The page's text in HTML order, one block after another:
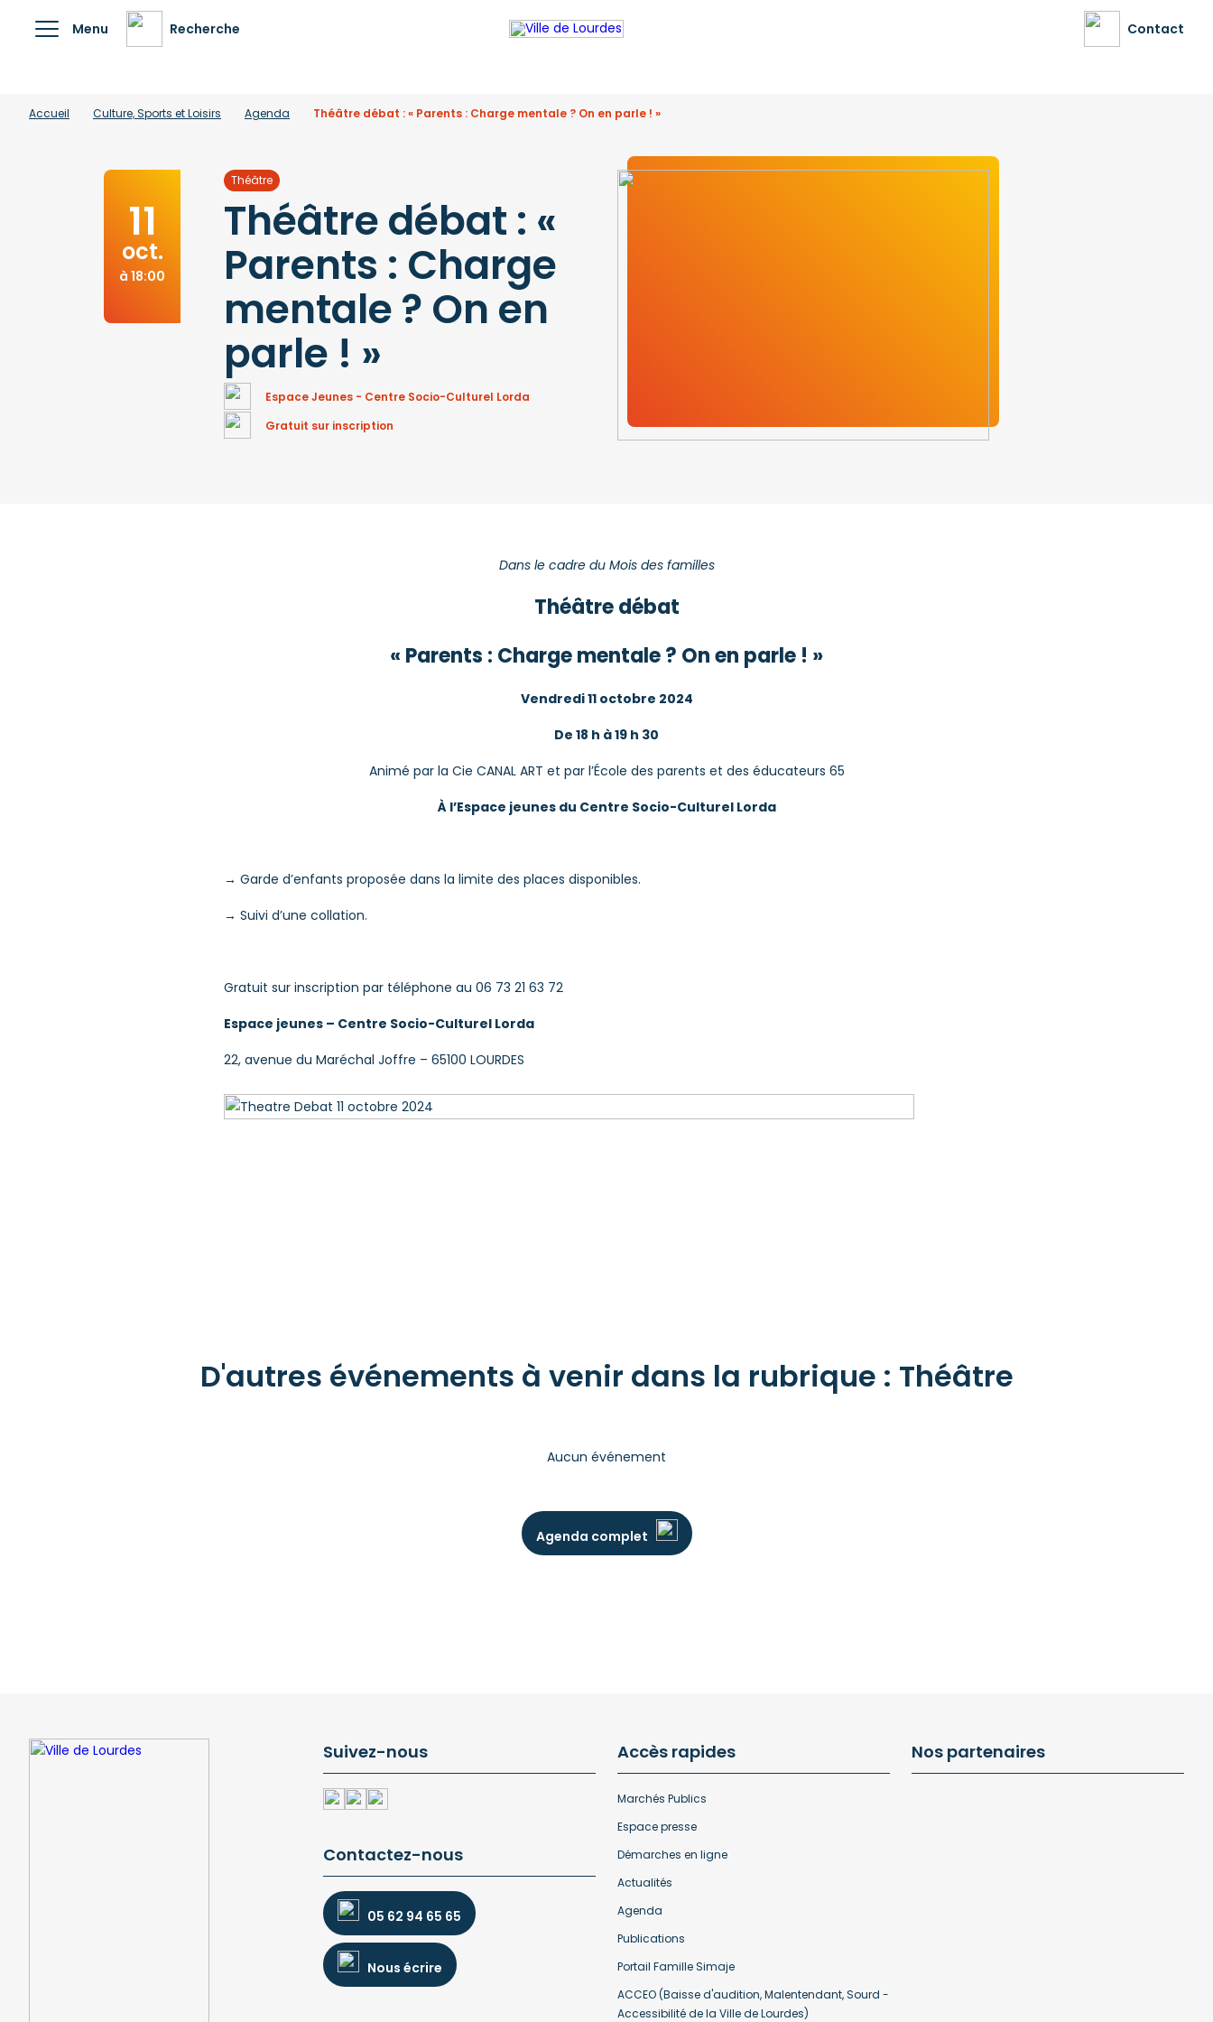
Menu Recherche Contact
Accueil Culture, Sports et Loisirs Agenda Théâtre débat : « Parents : Charge mentale ? On en parle ! »
11
oct.
à 18:00
Théâtre
Théâtre débat : «
Parents : Charge
mentale ? On en
parle ! »
Espace Jeunes - Centre Socio-Culturel Lorda
Gratuit sur inscription
Dans le cadre du Mois des familles
Théâtre débat
« Parents : Charge mentale ? On en parle ! »
Vendredi 11 octobre 2024
De 18 h à 19 h 30
Animé par la Cie CANAL ART et par l’École des parents et des éducateurs 65
À l’Espace jeunes du Centre Socio-Culturel Lorda
→ Garde d’enfants proposée dans la limite des places disponibles.
→ Suivi d’une collation.
Gratuit sur inscription par téléphone au 06 73 21 63 72
Espace jeunes – Centre Socio-Culturel Lorda
22, avenue du Maréchal Joffre – 65100 LOURDES
D'autres événements à venir dans la rubrique : Théâtre
Aucun événement
Agenda complet
Suivez-nous
Contactez-nous
05 62 94 65 65
Nous écrire
Accès rapides
Marchés Publics
Espace presse
Démarches en ligne
Actualités
Agenda
Publications
Portail Famille Simaje
ACCEO (Baisse d'audition, Malentendant, Sourd -
Accessibilité de la Ville de Lourdes)
Nos partenaires